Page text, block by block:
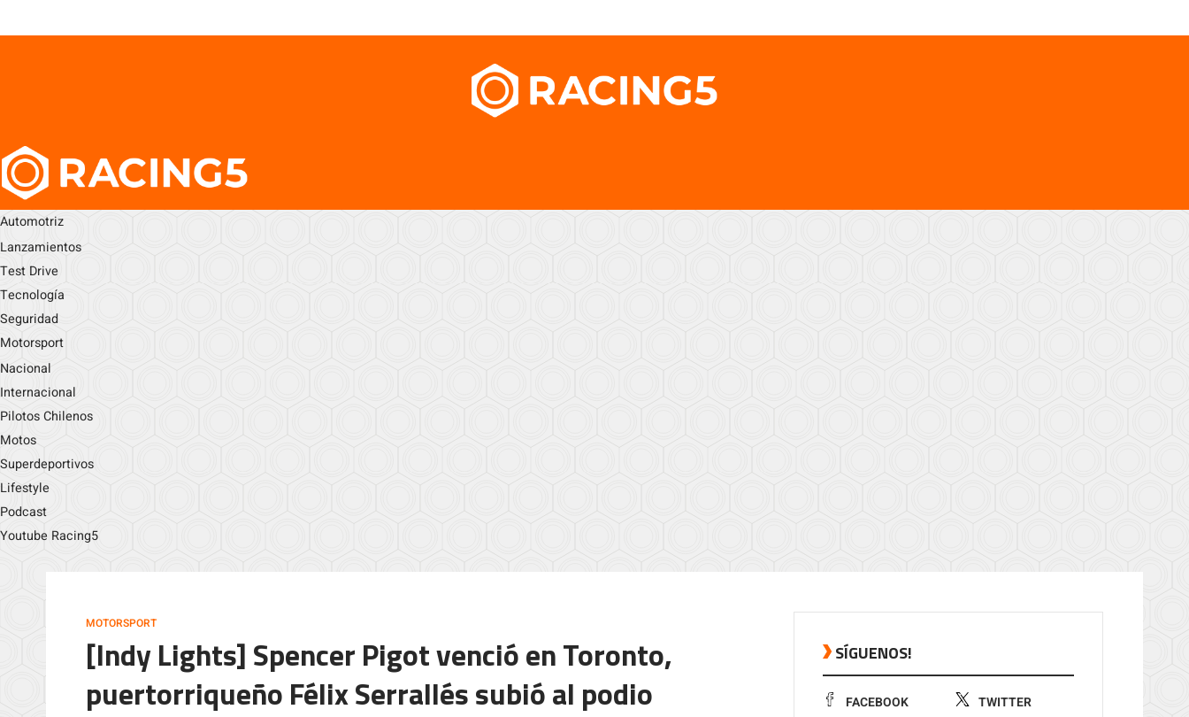
Automotriz
Lanzamientos
Test Drive
Tecnología
Seguridad
Motorsport
Nacional
Internacional
Pilotos Chilenos
Motos
Superdeportivos
Lifestyle
Podcast
Youtube Racing5
MOTORSPORT
[Indy Lights] Spencer Pigot venció en Toronto,
puertorriqueño Félix Serrallés subió al podio
SÍGUENOS!
FACEBOOK TWITTER